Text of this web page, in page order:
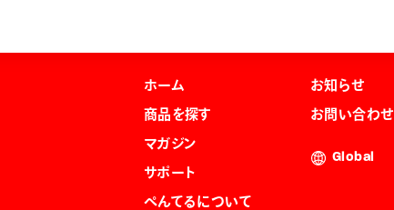
ホーム
商品を探す
マガジン
サポート
ぺんてるについて
お知らせ
お問い合わせ
Global